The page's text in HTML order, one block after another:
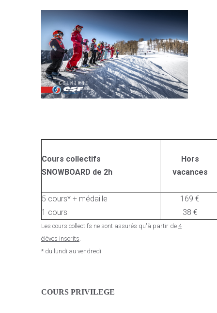
Cours collectifs
SNOWBOARD de 2h
Hors
vacances
5 cours* + médaille
169 €
1 cours
38 €
Les cours collectifs ne sont assurés qu'à partir de 4
élèves inscrits.
* du lundi au vendredi
COURS PRIVILEGE